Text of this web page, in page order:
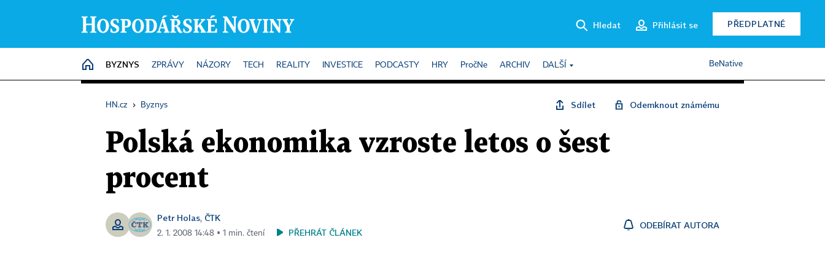
Hledat Přihlásit se PŘEDPLATNÉ
HOME
BYZNYS ZPRÁVY NÁZORY TECH REALITY INVESTICE PODCASTY HRY PročNe ARCHIV DALŠÍ BeNative
HN.cz › Byznys Sdílet Odemknout známému
Polská ekonomika vzroste letos o šest
procent
Petr Holas, ČTK
2. 1. 2008 14:48 ▪ 1 min. čtení PŘEHRÁT ČLÁNEK
ODEBÍRAT AUTORA